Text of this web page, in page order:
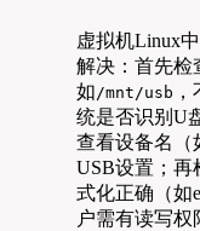
虚拟机Linux
解决：首先检
如/mnt/usb
统是否识别U
查看设备名（
USB设置；再
式化正确（如
户需有读写权